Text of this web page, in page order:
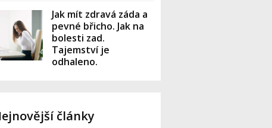
Jak mít zdravá záda a
pevné břicho. Jak na
bolesti zad.
Tajemství je
odhaleno.
články